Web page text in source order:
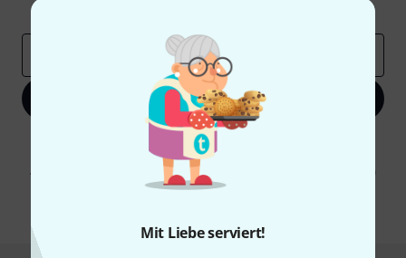
Mit Liebe serviert!
Thomann Insights
Jetzt anmelden
Mit Klick auf „Jetzt anmelden“ stimmen Sie dem Erhalt von E-Mail-
Werbung und einer Messung des E-Mail-Nutzungsverhaltens zu. Die
Abmeldung ist jederzeit möglich. Weitere Informationen finden Sie in
unserenDatenschutzhinweisen